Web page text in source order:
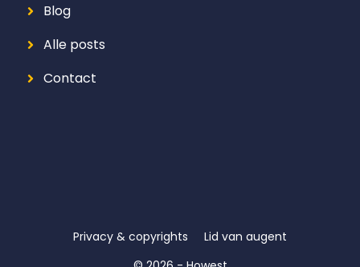
Blog
Alle posts
Contact
Privacy & copyrights
Lid van augent